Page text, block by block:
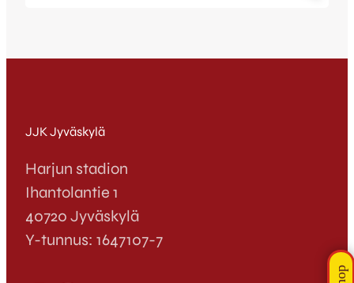
Ervasti. A-nuorten luotsina taas jatkaa
JJK Jyväskylä
Harjun stadion
Ihantolantie 1
40720 Jyväskylä
Y-tunnus: 1647107-7